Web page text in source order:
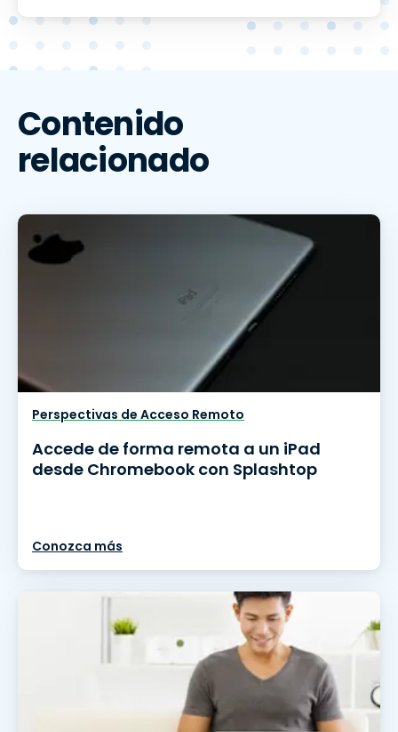
Contenido
relacionado
Perspectivas de Acceso Remoto
Accede de forma remota a un iPad
desde Chromebook con Splashtop
Conozca más